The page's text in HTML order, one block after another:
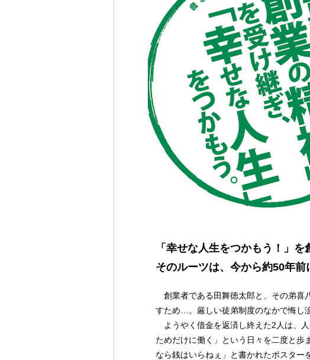
「幸せな人生をつかもう！」
そのルーツは、今から約50年前
創業者である田舞徳太郎と、その弟喜
すため…。厳しい徒弟制度のなかで悔し
ようやく借金を返済し終えた2人は、人
ためだけに働く」という日々を二度と歩
なら銭はいらねぇ」と書かれたポスター